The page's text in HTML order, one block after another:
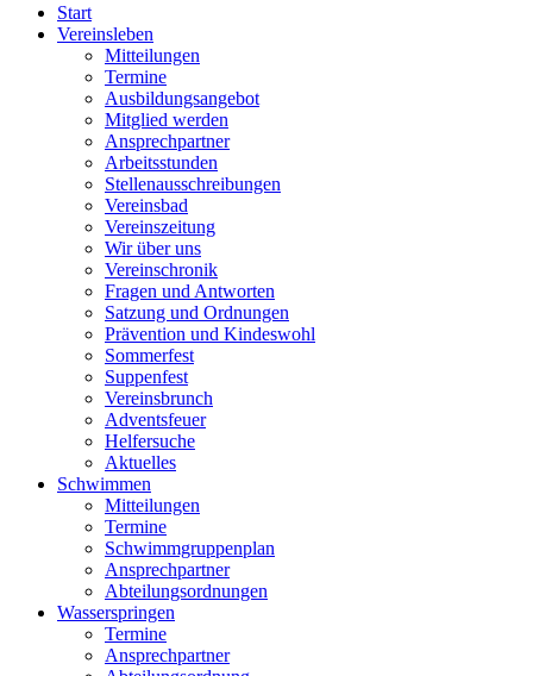
Start
Vereinsleben
Mitteilungen
Termine
Ausbildungsangebot
Mitglied werden
Ansprechpartner
Arbeitsstunden
Stellenausschreibungen
Vereinsbad
Vereinszeitung
Wir über uns
Vereinschronik
Fragen und Antworten
Satzung und Ordnungen
Prävention und Kindeswohl
Sommerfest
Suppenfest
Vereinsbrunch
Adventsfeuer
Helfersuche
Aktuelles
Schwimmen
Mitteilungen
Termine
Schwimmgruppenplan
Ansprechpartner
Abteilungsordnungen
Wasserspringen
Termine
Ansprechpartner